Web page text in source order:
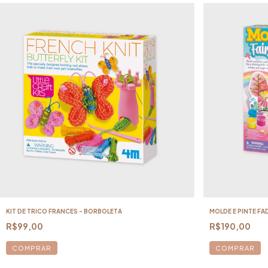
KIT DE TRICO FRANCES - BORBOLETA
R$99,00
MOLDE E PINTE
R$190,00